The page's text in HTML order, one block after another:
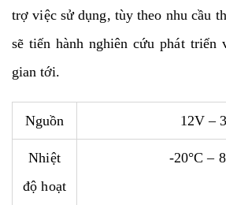
trợ việc sử dụng, tùy theo nhu cầu
sẽ tiến hành nghiên cứu phát
gian tới.
Nguồn 12V –
Nhiệt
độ hoạt
-20°C –